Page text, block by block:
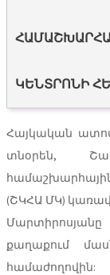
ԿԵՆՏՐՈՆԻ
Հայկական
տնօրեն,
(ՇԿՀԱ ՄԿ)
քաղաքում
համաժողովին: